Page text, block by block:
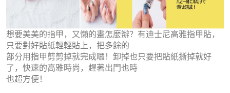
想要美美的指甲，又懶的畫怎麼辦？有迪士尼高雅指甲貼，
只要對好貼紙輕輕貼上，把多餘的
部分用指甲剪剪掉就完成囉！卸掉也只要把貼紙撕掉就好
了，快速的高雅時尚，趕著出門也時
也超方便！